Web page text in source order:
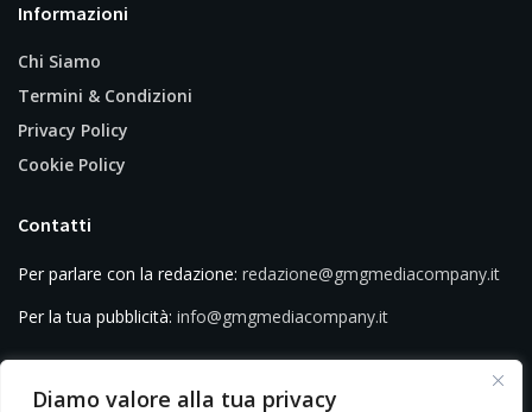
Diamo valore alla tua privacy
Informazioni
Chi Siamo
Termini & Condizioni
Privacy Policy
Cookie Policy
Contatti
Per parlare con la redazione: redazione@gmgmediacompany.it
Per la tua pubblicità: info@gmgmediacompany.it